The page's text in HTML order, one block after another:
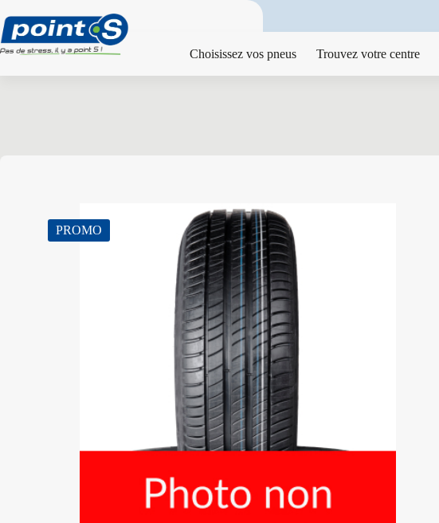
au
contenu
Choisissez vos pneus Trouvez votre centre
PROMO